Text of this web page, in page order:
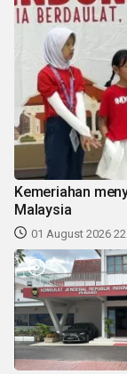
Kemeriahan
Malaysia
01 August 2026